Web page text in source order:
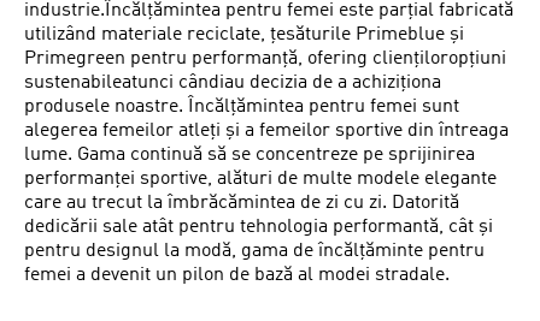
industrie.Încălțămintea pentru femei este parțial fabricată
utilizând materiale reciclate, țesăturile Primeblue și
Primegreen pentru performanță, ofering cliențiloropțiuni
sustenabileatunci cândiau decizia de a achiziționa
produsele noastre. Încălțămintea pentru femei sunt
alegerea femeilor atleți și a femeilor sportive din întreaga
lume. Gama continuă să se concentreze pe sprijinirea
performanței sportive, alături de multe modele elegante
care au trecut la îmbrăcămintea de zi cu zi. Datorită
dedicării sale atât pentru tehnologia performantă, cât și
pentru designul la modă, gama de încălțăminte pentru
femei a devenit un pilon de bază al modei stradale.